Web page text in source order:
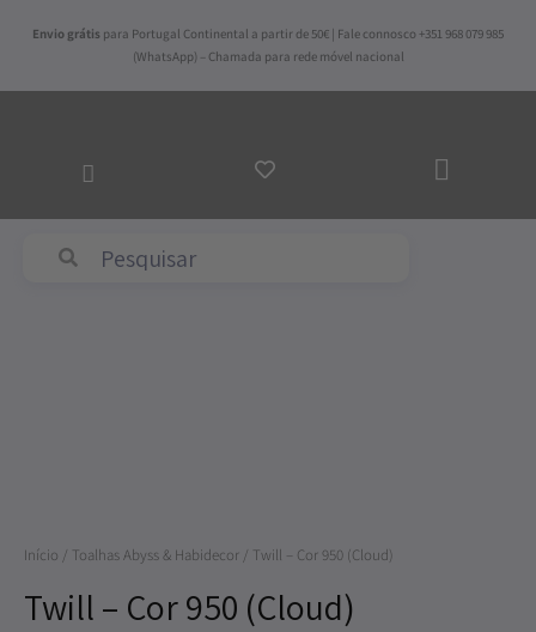
Envio grátis para Portugal Continental a partir de 50€ | Fale connosco +351 968 079 985
(WhatsApp) – Chamada para rede móvel nacional
AO
Início / Toalhas Abyss & Habidecor / Twill – Cor 950 (Cloud)
Twill – Cor 950 (Cloud)
950
(Cloud)